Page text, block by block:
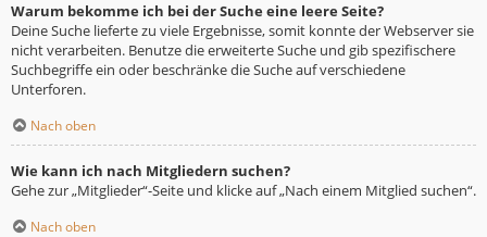
Warum bekomme ich bei der Suche eine leere Seite?
Deine Suche lieferte zu viele Ergebnisse, somit konnte der Webserver sie
nicht verarbeiten. Benutze die erweiterte Suche und gib spezifischere
Suchbegriffe ein oder beschränke die Suche auf verschiedene
Unterforen.
Nach oben
Wie kann ich nach Mitgliedern suchen?
Gehe zur „Mitglieder“-Seite und klicke auf „Nach einem Mitglied suchen“.
Nach oben